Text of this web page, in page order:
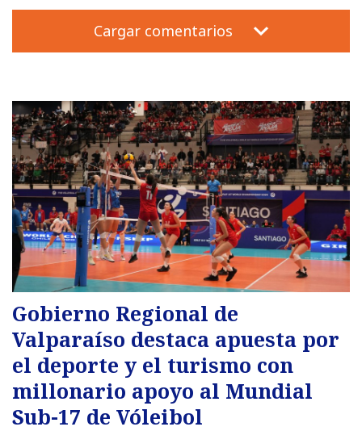
Cargar comentarios
Gobierno Regional de
Valparaíso destaca apuesta por
el deporte y el turismo con
millonario apoyo al Mundial
Sub-17 de Vóleibol